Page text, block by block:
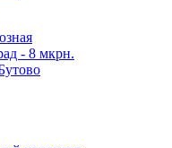
- 8 мкрн.